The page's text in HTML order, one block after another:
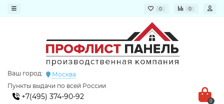
0 0
Ваш город:
Москва
Пункты выдачи по всей России
+7(495) 374-90-92
0